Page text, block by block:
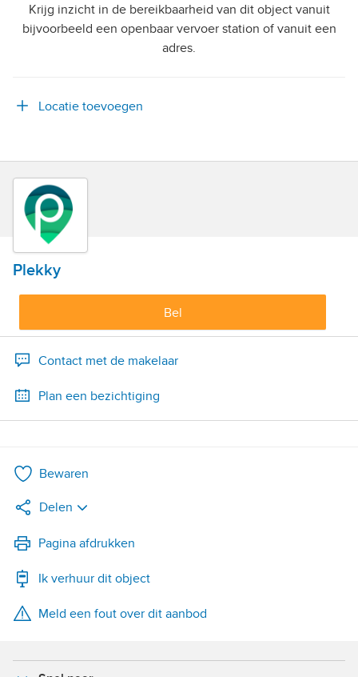
Plekky
Bel
Contact met de makelaar
Plan een bezichtiging
Krijg inzicht in de bereikbaarheid van dit object vanuit
bijvoorbeeld een openbaar vervoer station of vanuit een
adres.
Locatie toevoegen
Bewaren
Delen
LinkedIn
WhatsApp
X
Pagina afdrukken
Ik verhuur dit object
Meld een fout over dit aanbod